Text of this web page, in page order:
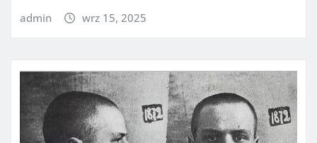
admin wrz 15, 2025